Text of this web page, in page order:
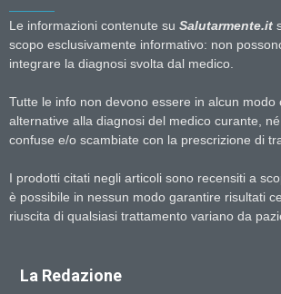
Le informazioni contenute su Salutarmente.it
scopo esclusivamente informativo: non
integrare la diagnosi svolta dal medico.
Tutte le info non devono essere in alcun modo
alternative alla diagnosi del medico curante,
confuse e/o scambiate con la prescrizione di
I prodotti citati negli articoli sono recensiti a
è possibile in nessun modo garantire risultati
riuscita di qualsiasi trattamento variano da
La Redazione